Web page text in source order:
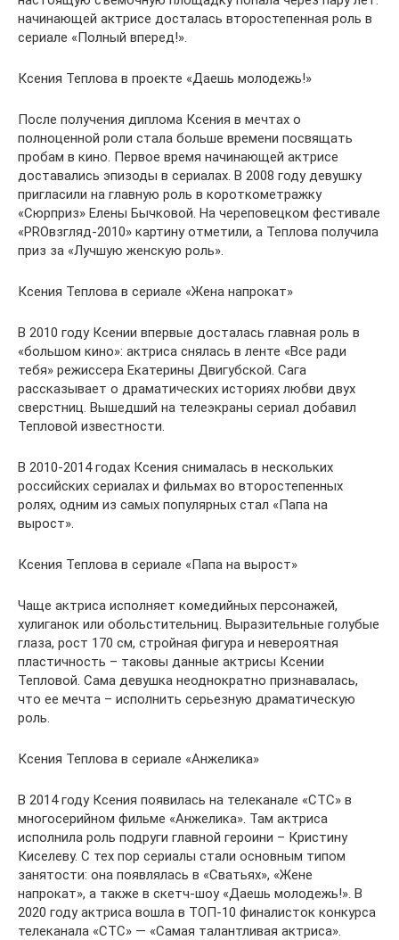
начинающей актрисе досталась второстепенная роль в
сериале «Полный вперед!».
Ксения Теплова в проекте «Даешь молодежь!»
После получения диплома Ксения в мечтах о
полноценной роли стала больше времени посвящать
пробам в кино. Первое время начинающей актрисе
доставались эпизоды в сериалах. В 2008 году девушку
пригласили на главную роль в короткометражку
«Сюрприз» Елены Бычковой. На череповецком фестивале
«PROвзгляд-2010» картину отметили, а Теплова получила
приз за «Лучшую женскую роль».
Ксения Теплова в сериале «Жена напрокат»
В 2010 году Ксении впервые досталась главная роль в
«большом кино»: актриса снялась в ленте «Все ради
тебя» режиссера Екатерины Двигубской. Сага
рассказывает о драматических историях любви двух
сверстниц. Вышедший на телеэкраны сериал добавил
Тепловой известности.
В 2010-2014 годах Ксения снималась в нескольких
российских сериалах и фильмах во второстепенных
ролях, одним из самых популярных стал «Папа на
вырост».
Ксения Теплова в сериале «Папа на вырост»
Чаще актриса исполняет комедийных персонажей,
хулиганок или обольстительниц. Выразительные голубые
глаза, рост 170 см, стройная фигура и невероятная
пластичность – таковы данные актрисы Ксении
Тепловой. Сама девушка неоднократно признавалась,
что ее мечта – исполнить серьезную драматическую
роль.
Ксения Теплова в сериале «Анжелика»
В 2014 году Ксения появилась на телеканале «СТС» в
многосерийном фильме «Анжелика». Там актриса
исполнила роль подруги главной героини – Кристину
Киселеву. С тех пор сериалы стали основным типом
занятости: она появлялась в «Сватьях», «Жене
напрокат», а также в скетч-шоу «Даешь молодежь!». В
2020 году актриса вошла в ТОП-10 финалисток конкурса
телеканала «СТС» — «Самая талантливая актриса».